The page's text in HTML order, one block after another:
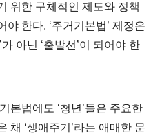
위한 구체적인 제도와 정책
한다. ‘주거기본법’ 제정은
아닌 ‘출발선’이 되어야 한
본법에도 ‘청년’들은 주요한
채 ‘생애주기’라는 애매한 문